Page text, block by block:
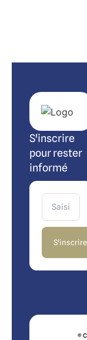
S'inscrire
pour rester
informé
S'inscrire
©